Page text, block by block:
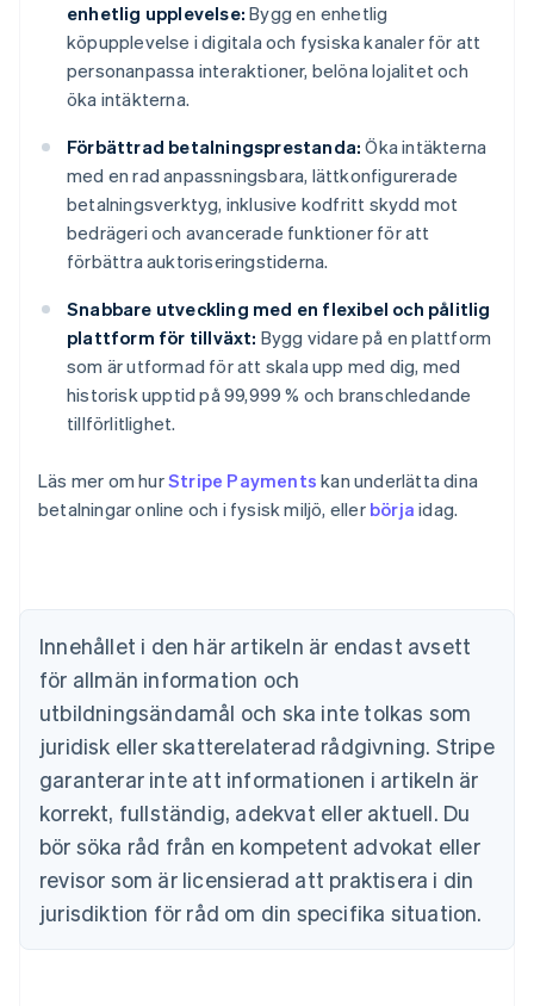
enhetlig upplevelse: Bygg en enhetlig
köpupplevelse i digitala och fysiska kanaler för att
personanpassa interaktioner, belöna lojalitet och
öka intäkterna.
Förbättrad betalningsprestanda: Öka intäkterna
med en rad anpassningsbara, lättkonfigurerade
betalningsverktyg, inklusive kodfritt skydd mot
bedrägeri och avancerade funktioner för att
förbättra auktoriseringstiderna.
Snabbare utveckling med en flexibel och pålitlig
plattform för tillväxt: Bygg vidare på en plattform
som är utformad för att skala upp med dig, med
historisk upptid på 99,999 % och branschledande
tillförlitlighet.
Läs mer om hurStripe Payments kan underlätta dina
betalningar online och i fysisk miljö, eller börja idag.
Innehållet i den här artikeln är endast avsett
för allmän information och
utbildningsändamål och ska inte tolkas som
juridisk eller skatterelaterad rådgivning. Stripe
garanterar inte att informationen i artikeln är
korrekt, fullständig, adekvat eller aktuell. Du
bör söka råd från en kompetent advokat eller
revisor som är licensierad att praktisera i din
jurisdiktion för råd om din specifika situation.
Australien
Brasilien
PortuguêsEnglish
Bulgarien
English
Cypern
Danmark
English
Estland
English
Fastlandskina
简体中文English
EnglishSvenska
Frankrike